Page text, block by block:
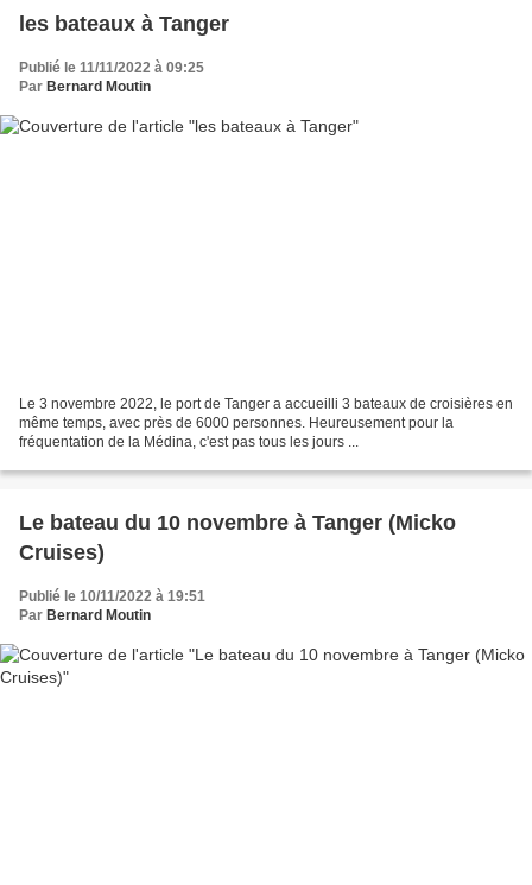
les bateaux à Tanger
Publié le 11/11/2022 à 09:25
Par Bernard Moutin
Le 3 novembre 2022, le port de Tanger a accueilli 3 bateaux de croisières en
même temps, avec près de 6000 personnes. Heureusement pour la
fréquentation de la Médina, c'est pas tous les jours ...
Le bateau du 10 novembre à Tanger (Micko
Cruises)
Publié le 10/11/2022 à 19:51
Par Bernard Moutin